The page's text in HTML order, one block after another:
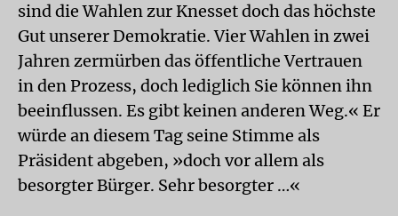
sind die Wahlen zur Knesset doch das höchste
Gut unserer Demokratie. Vier Wahlen in zwei
Jahren zermürben das öffentliche Vertrauen
in den Prozess, doch lediglich Sie können ihn
beeinflussen. Es gibt keinen anderen Weg.« Er
würde an diesem Tag seine Stimme als
Präsident abgeben, »doch vor allem als
besorgter Bürger. Sehr besorgter …«